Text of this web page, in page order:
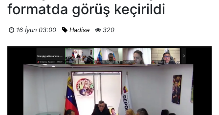
formatda görüş keçirildi
16 İyun 03:00 Hadisə 320